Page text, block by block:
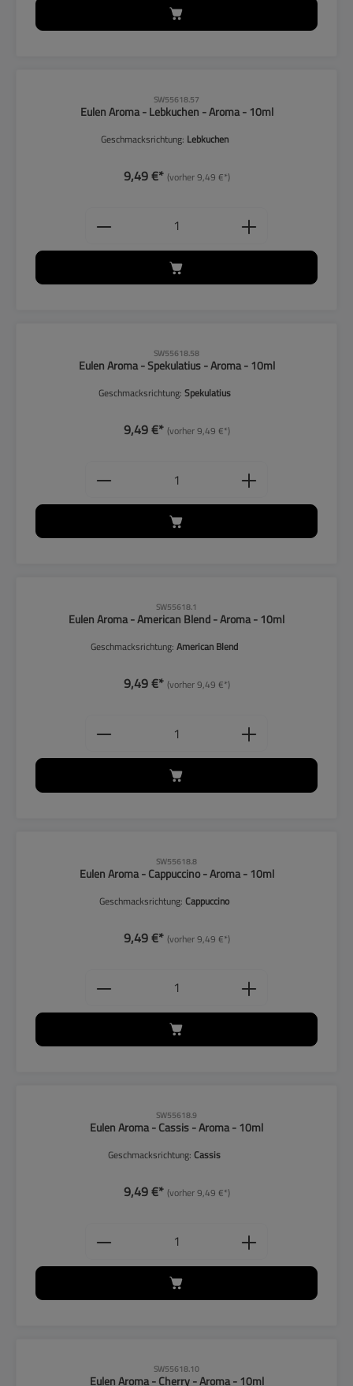
SW55618.57
Eulen Aroma - Lebkuchen - Aroma - 10ml
Geschmacksrichtung: Lebkuchen
9,49 €* (vorher 9,49 €*)
Produkt Anzahl: Gib den
SW55618.58
Eulen Aroma - Spekulatius - Aroma - 10ml
Geschmacksrichtung: Spekulatius
9,49 €* (vorher 9,49 €*)
Produkt Anzahl: Gib den
SW55618.1
Eulen Aroma - American Blend - Aroma - 10ml
Geschmacksrichtung:American Blend
9,49 €* (vorher 9,49 €*)
Produkt Anzahl: Gib den
SW55618.8
Eulen Aroma - Cappuccino - Aroma - 10ml
Geschmacksrichtung:Cappuccino
9,49 €* (vorher 9,49 €*)
Produkt Anzahl: Gib den
SW55618.9
Eulen Aroma - Cassis - Aroma - 10ml
Geschmacksrichtung:Cassis
9,49 €* (vorher 9,49 €*)
Produkt Anzahl: Gib den
SW55618.10
Eulen Aroma - Cherry - Aroma - 10ml